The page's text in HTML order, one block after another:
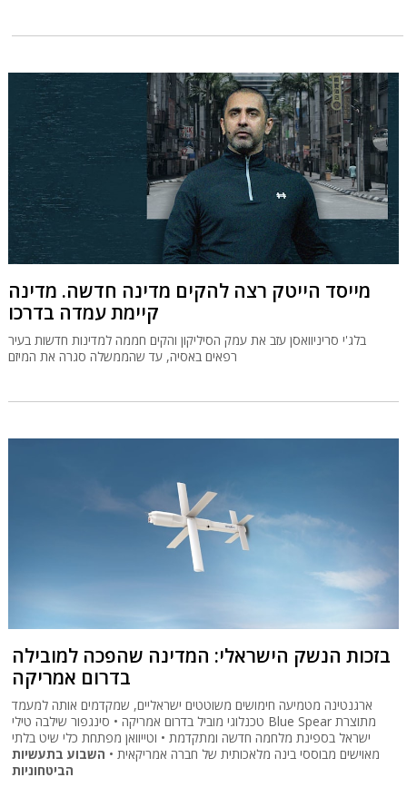
מייסד הייטק רצה להקים מדינה חדשה. מדינה
קיימת עמדה בדרכו
בלג'י סריניוואסן עזב את עמק הסיליקון והקים חממה למדינות חדשות בעיר
רפאים באסיה, עד שהממשלה סגרה את המיזם
בזכות הנשק הישראלי: המדינה שהפכה למובילה
בדרום אמריקה
ארגנטינה מטמיעה חימושים משוטטים ישראליים, שמקדמים אותה למעמד
טכנלוגי מוביל בדרום אמריקה • סינגפור שילבה טילי Blue Spear מתוצרת
ישראל בספינת מלחמה חדשה ומתקדמת • וטייוואן מפתחת כלי שיט בלתי
מאוישים מבוססי בינה מלאכותית של חברה אמריקאית • השבוע בתעשיות
הביטחוניות